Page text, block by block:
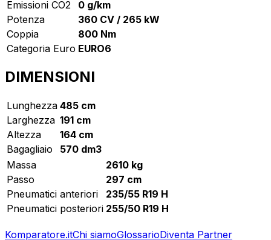
Emissioni CO2
0 g/km
Potenza
360 CV / 265 kW
Coppia
800 Nm
Categoria Euro EURO6
DIMENSIONI
Lunghezza 485 cm
Larghezza 191 cm
Altezza
164 cm
Bagagliaio
570 dm3
Massa
2610 kg
Passo
297 cm
Pneumatici anteriori
235/55 R19 H
Pneumatici posteriori 255/50 R19 H
Komparatore.itChi siamoGlossarioDiventa Partner